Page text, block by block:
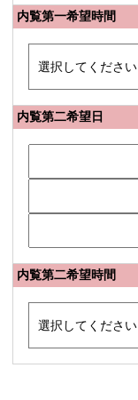
内覧第一希望時間
内覧第二希望日
内覧第二希望時間